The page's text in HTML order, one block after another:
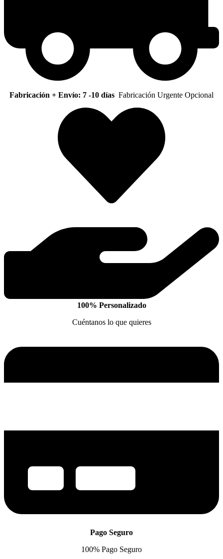
Fabricación + Envío: 7 -10 días Fabricación Urgente Opcional
100% Personalizado
Cuéntanos lo que quieres
Pago Seguro
100% Pago Seguro